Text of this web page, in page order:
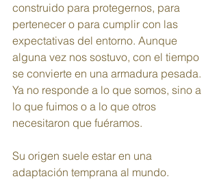
construido para protegernos, para
pertenecer o para cumplir con las
expectativas del entorno. Aunque
alguna vez nos sostuvo, con el tiempo
se convierte en una armadura pesada.
Ya no responde a lo que somos, sino a
lo que fuimos o a lo que otros
necesitaron que fuéramos.
Su origen suele estar en una
adaptación temprana al mundo.